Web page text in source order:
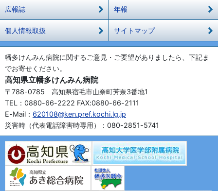
広報誌 年報
個人情報取扱 サイトマップ
幡多けんみん病院に関するご意見・ご要望がありましたら、下記ま
でお寄せください。
高知県立幡多けんみん病院
〒788-0785 高知県宿毛市山奈町芳奈3番地1
TEL：0880-66-2222 FAX:0880-66-2111
E-Mail： 620108@ken.pref.kochi.lg.jp
災害時（代表電話障害時専用）：080-2851-5741